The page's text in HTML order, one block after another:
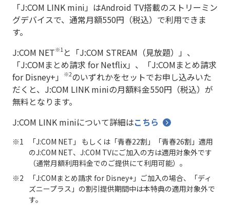
「J:COM LINK mini」はAndroid TV搭載のストリーミン
グデバイスで、通常月額550円（税込）で利用できま
す。
J:COM NET※1 と「J:COM STREAM（見放題）」、
「J:COMまとめ請求 for Netflix」、「J:COMまとめ請求
for Disney+」
※2のいずれかをセットでお申し込みいた
だくと、J:COM LINK miniの月額料金550円（税込）が
無料となります。
J:COM LINK miniについて詳細はこちら
「J:COM NET」 もしくは「青春22割」「青春26割」適用
のJ:COM NET、J:COM TVにご加入の方は適用対象外です
（通常月額利用料金でのご提供にて利用可能）。
「J:COMまとめ請求 for Disney+」ご加入の場合、「ディ
ズニープラス」の割引提供期間中は本特典の適用対象外で
す。